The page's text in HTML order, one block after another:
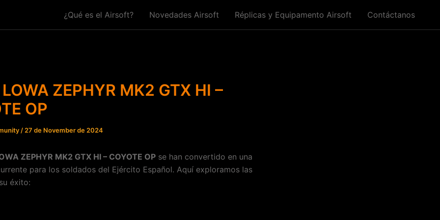
¿Qué es el Airsoft? Novedades Airsoft Réplicas y Equipamento Airsoft Contáctanos
ZEPHYR MK2 GTX HI –
OP
/ 27 de November de 2024
ZEPHYR MK2 GTX HI – COYOTE OP se han convertido en una
para los soldados del Ejército Español. Aquí exploramos las
éxito: